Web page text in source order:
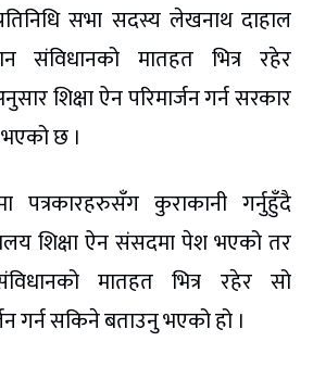
सभा सदस्य लेखनाथ दाहाल
संविधानको मातहत भित्र रहेर
शिक्षा ऐन परिमार्जन गर्न सरकार
छ ।
पत्रकारहरुसँग कुराकानी गर्नुहुँदै
शिक्षा ऐन संसदमा पेश भएको तर
मातहत भित्र रहेर सो
गर्न सकिने बताउनु भएको हो ।